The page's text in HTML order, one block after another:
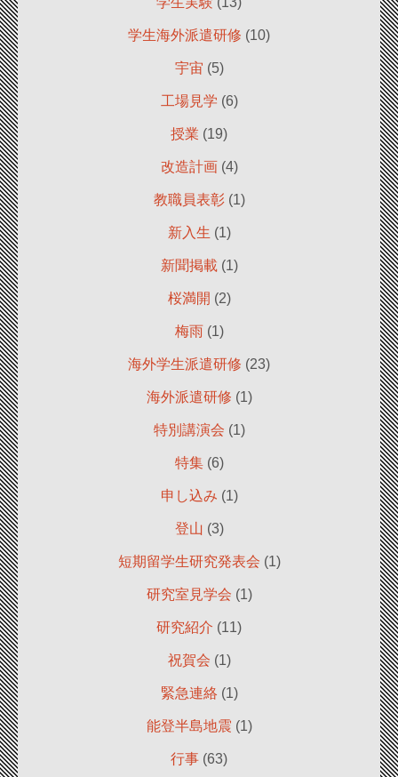
学生海外派遣研修 (10)
宇宙 (5)
工場見学 (6)
授業 (19)
改造計画(4)
教職員表彰(1)
新入生 (1)
新聞掲載 (1)
桜満開 (2)
梅雨(1)
海外学生派遣研修 (23)
海外派遣研修 (1)
特別講演会 (1)
特集(6)
申し込み (1)
登山 (3)
短期留学生研究発表会 (1)
研究室見学会 (1)
研究紹介 (11)
祝賀会 (1)
緊急連絡 (1)
能登半島地震 (1)
行事 (63)